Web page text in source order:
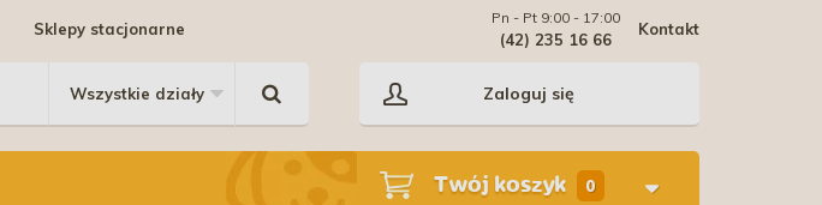
Sklepy stacjonarne Kontakt
Pn - Pt 9:00 - 17:00
(42) 235 16 66
Zaloguj się
Twój koszyk 0